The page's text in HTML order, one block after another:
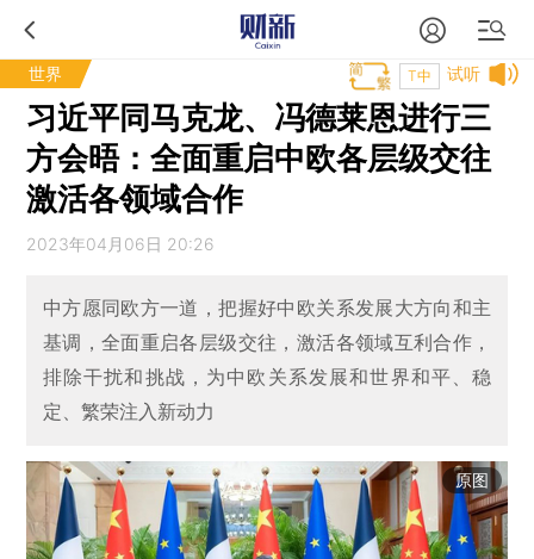
世界 试听
T中
习近平同马克龙、冯德莱恩进行三
方会晤：全面重启中欧各层级交往
激活各领域合作
2023年04月06日 20:26
中方愿同欧方一道，把握好中欧关系发展大方向和主
基调，全面重启各层级交往，激活各领域互利合作，
排除干扰和挑战，为中欧关系发展和世界和平、稳
定、繁荣注入新动力
原图